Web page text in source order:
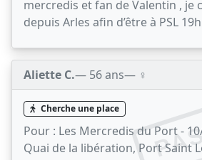
mercredis et fan de Valentin , je
depuis Arles afin d’être à PSL
Aliette C.— 56 ans— ♀️
Cherche une place
Pour : Les Mercredis du Port -
Quai de la libération, Port Saint